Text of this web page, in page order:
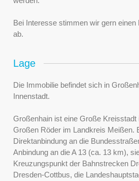
Bei Interesse stimmen wir gern
ab.
Lage
Die Immobilie befindet sich in
Innenstadt.
Großenhain ist eine Große Kreisstadt
Großen Röder im Landkreis Meißen.
Direktanbindung an die
Anbindung an die A 13 (ca. 13 km),
Kreuzungspunkt der Bahnstrecken
Dresden-Cottbus, die